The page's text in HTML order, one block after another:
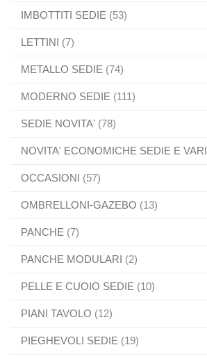
IMBOTTITI SEDIE (53)
LETTINI (7)
METALLO SEDIE (74)
MODERNO SEDIE (111)
SEDIE NOVITA' (78)
NOVITA' ECONOMICHE SEDIE E VARI
OCCASIONI (57)
OMBRELLONI-GAZEBO (13)
PANCHE (7)
PANCHE MODULARI (2)
PELLE E CUOIO SEDIE (10)
PIANI TAVOLO (12)
PIEGHEVOLI SEDIE (19)